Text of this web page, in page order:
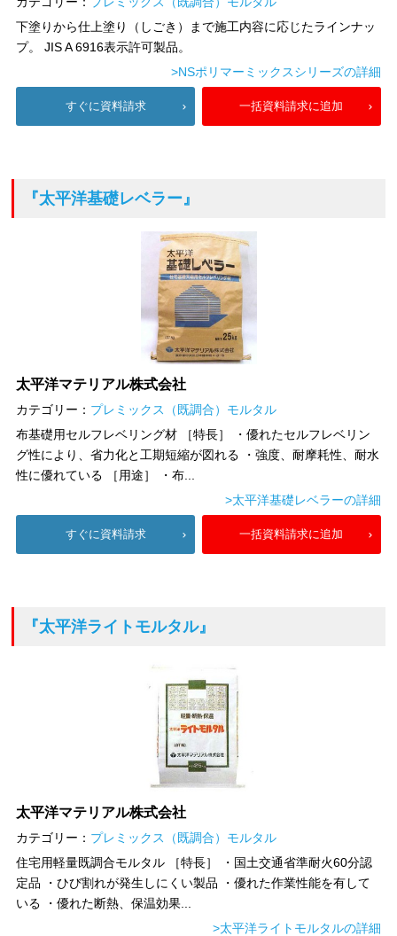
下塗りから仕上塗り（しごき）まで施工内容に応じたラインナッ
プ。 JIS A 6916表示許可製品。
>NSポリマーミックスシリーズの詳細
すぐに資料請求 一括資料請求に追加
『太平洋基礎レベラー』
太平洋マテリアル株式会社
カテゴリー： プレミックス（既調合）モルタル
布基礎用セルフレベリング材 ［特長］ ・優れたセルフレベリン
グ性により、省力化と工期短縮が図れる ・強度、耐摩耗性、耐水
性に優れている ［用途］ ・布...
>太平洋基礎レベラーの詳細
すぐに資料請求 一括資料請求に追加
『太平洋ライトモルタル』
太平洋マテリアル株式会社
カテゴリー： プレミックス（既調合）モルタル
住宅用軽量既調合モルタル ［特長］ ・国土交通省準耐火60分認
定品 ・ひび割れが発生しにくい製品 ・優れた作業性能を有して
いる ・優れた断熱、保温効果...
>太平洋ライトモルタルの詳細